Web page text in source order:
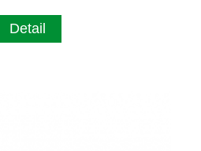
Detail